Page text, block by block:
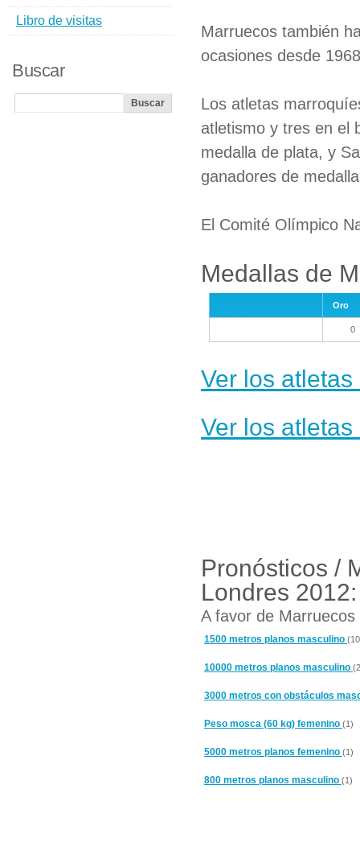
Marruecos también
ocasiones desde
Los atletas
atletismo y tres en el
medalla de plata, y
ganadores de
El Comité Olímpico
Medallas de
Oro
0
Ver los
Ver los
Pronósticos /
Londres 2012:
A favor de
1500 metros planos masculino
10000 metros planos masculino
3000 metros con obstáculos
Peso mosca (60 kg) femenino (1)
5000 metros planos femenino (1)
800 metros planos masculino (1)
Libro de visitas
Buscar